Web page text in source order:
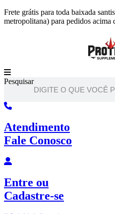
Ir
para
Frete grátis para toda baixada
metropolitana) para pedidos acima
Pesquisar
Atendimento
Fale Conosco
Entre ou
Cadastre-se